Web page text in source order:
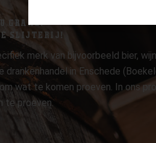
GRAAG.
SLIJTERIJ!
merk van bijvoorbeeld bier,
drankenhandel in Enschede
wat te komen proeven. In ons
te proeven.